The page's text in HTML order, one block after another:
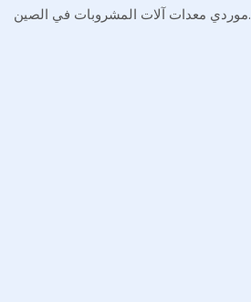
موردي معدات آلات المشروبات في الصين.